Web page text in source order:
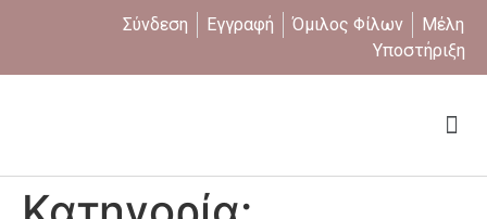
Σύνδεση Εγγραφή Όμιλος Φίλων
Μέλη
Υποστήριξη